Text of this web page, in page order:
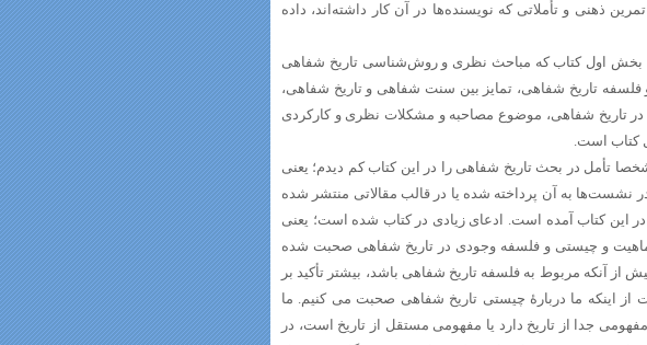
ذهنی و تأملاتی که نویسنده‌ها در آن کار داشته‌اند، داده
بخش اول کتاب که مباحث نظری و روش‌شناسی تاریخ شفاهی
تاریخ شفاهی، تمایز بین سنت شفاهی و تاریخ شفاهی،
تاریخ شفاهی، موضوع مصاحبه و مشکلات نظری و کارکردی
کتاب است.
تأمل در بحث تاریخ شفاهی را در این کتاب کم دیدم؛ یعنی
نشست‌ها به آن پرداخته شده یا در قالب مقالاتی منتشر شده
این کتاب آمده است. ادعای زیادی در کتاب شده است؛ یعنی
و چیستی و فلسفه وجودی در تاریخ شفاهی صحبت شده
از آنکه مربوط به فلسفه تاریخ شفاهی باشد، بیشتر تأکید بر
اینکه ما دربارۀ چیستی تاریخ شفاهی صحبت می کنیم. ما
جدا از تاریخ دارد یا مفهومی مستقل از تاریخ است، در